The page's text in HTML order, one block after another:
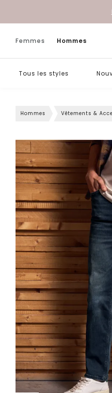
Femmes Hommes
Tous les styles
Hommes Vêtements &